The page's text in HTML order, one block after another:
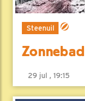
Steenuil
Zonnebad
29 jul , 19:15